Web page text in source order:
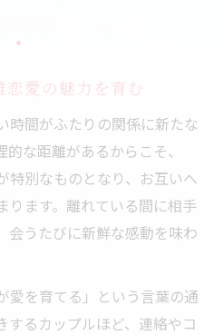
恋愛の魅力を育む
時間がふたりの関係に新たな
な距離があるからこそ、
特別なものとなり、お互いへ
ります。離れている間に相手
会うたびに新鮮な感動を味わ
愛を育てる」という言葉の通
するカップルほど、連絡やコ